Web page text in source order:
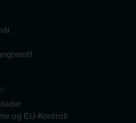
og EU-Kontroll